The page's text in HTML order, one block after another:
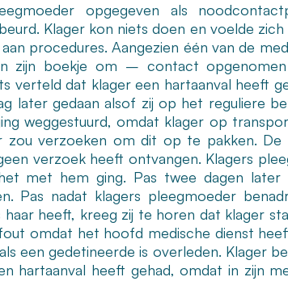
opgegeven als
Klager kon niets doen en voelde
procedures. Aangezien één van de
zijn boekje om – contact
verteld dat klager een hartaanval heeft
later gedaan alsof zij op het reguliere
weggestuurd, omdat klager op
verzoeken om dit op te pakken. De
verzoek heeft ontvangen. Klagers
met hem ging. Pas twee dagen later
Pas nadat klagers pleegmoeder
heeft, kreeg zij te horen dat klager
omdat het hoofd medische dienst
een gedetineerde is overleden. Klager
hartaanval heeft gehad, omdat in zijn